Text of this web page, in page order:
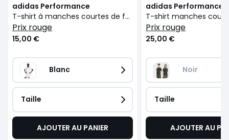
adidas Performance
T-shirt à manches courtes de football
prix rouge
15,00 €
Blanc
Taille
AJOUTER AU PANIER
adidas Performance
prix rouge
25,00 €
Noir
Taille
AJOUTER AU